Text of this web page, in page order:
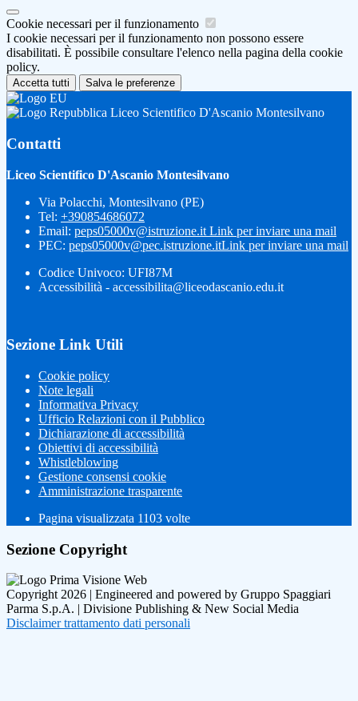
Cookie necessari per il funzionamento
I cookie necessari per il funzionamento non possono essere
disabilitati. È possibile consultare l'elenco nella pagina della cookie
policy.
Accetta tutti Salva le preferenze
Liceo Scientifico D'Ascanio Montesilvano
Contatti
Liceo Scientifico D'Ascanio Montesilvano
Via Polacchi, Montesilvano (PE)
Tel: +390854686072
Email: peps05000v@istruzione.it Link per inviare una mail
PEC: peps05000v@pec.istruzione.itLink per inviare una mail
Codice Univoco: UFI87M
Accessibilità - accessibilita@liceodascanio.edu.it
Sezione Link Utili
Cookie policy
Note legali
Informativa Privacy
Ufficio Relazioni con il Pubblico
Dichiarazione di accessibilità
Obiettivi di accessibilità
Whistleblowing
Gestione consensi cookie
Amministrazione trasparente
Pagina visualizzata 1103 volte
Sezione Copyright
Copyright 2026 | Engineered and powered by Gruppo Spaggiari
Parma S.p.A. | Divisione Publishing & New Social Media
Disclaimer trattamento dati personali